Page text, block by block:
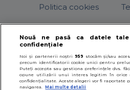
Politica cookies
© 2026SfatulParintilor.ro
Nouă ne pasă ca datele tale
confidențiale
Noi și partenerii noștri959 stocăm și/sau
precum identificatorii cookie unici pentru
Puteți accepta sau gestiona preferințele dvs.
opune utilizării unui interes legitim în orice
confidențialitate. Aceste alegeri vor fi raportate
navigarea. Mai multe detalii